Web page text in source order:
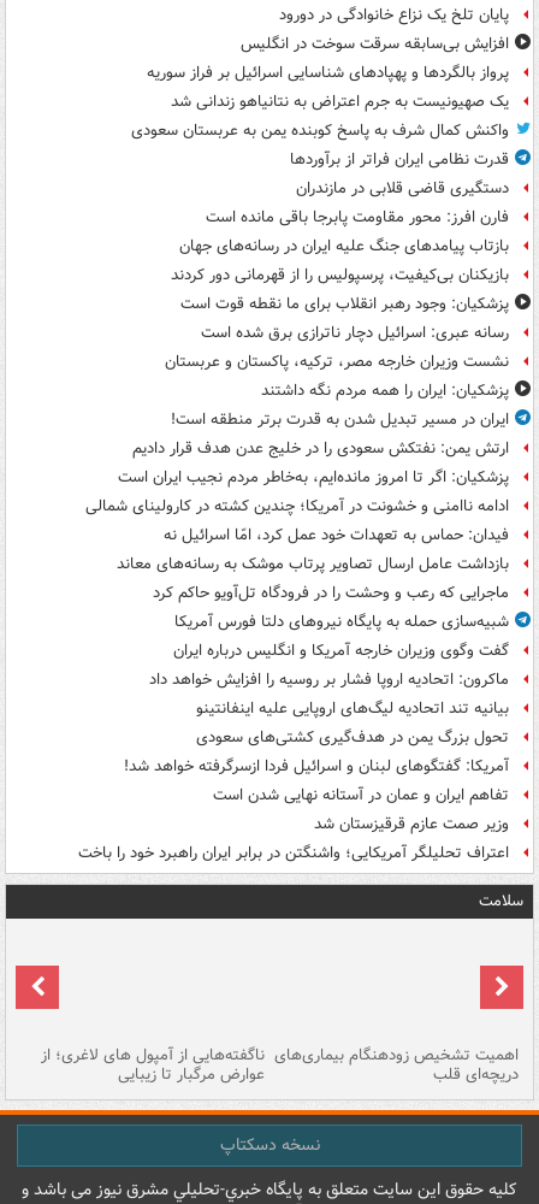
پایان تلخ یک نزاع خانوادگی در دورود
افزایش بی‌سابقه سرقت سوخت در انگلیس
پرواز بالگردها و پهپادهای شناسایی اسرائیل بر فراز سوریه
یک صهیونیست به جرم اعتراض به نتانیاهو زندانی شد
واکنش کمال شرف به پاسخ کوبنده یمن به عربستان سعودی
قدرت نظامی ایران فراتر از برآوردها
دستگیری قاضی قلابی در مازندران
فارن افرز: محور مقاومت پابرجا باقی مانده است
بازتاب پیامدهای جنگ علیه ایران در رسانه‌های جهان
بازیکنان بی‌کیفیت، پرسپولیس را از قهرمانی دور کردند
پزشکیان: وجود رهبر انقلاب برای ما نقطه قوت است
رسانه عبری: اسرائیل دچار ناترازی برق شده است
نشست وزیران خارجه مصر، ترکیه، پاکستان و عربستان
پزشکیان: ایران را همه مردم نگه داشتند
ایران در مسیر تبدیل شدن به قدرت برتر منطقه است!
ارتش یمن: نفتکش سعودی را در خلیج عدن هدف قرار دادیم
پزشکیان: اگر تا امروز مانده‌ایم، به‌خاطر مردم نجیب ایران است
ادامه ناامنی و خشونت در آمریکا؛ چندین کشته در کارولینای شمالی
فیدان: حماس به تعهدات خود عمل کرد، امّا اسرائیل نه
بازداشت عامل ارسال تصاویر پرتاب موشک به رسانه‌های معاند
ماجرایی که رعب و وحشت را در فرودگاه تل‌آویو حاکم کرد
شبیه‌سازی حمله به پایگاه نیروهای دلتا فورس آمریکا
گفت وگوی وزیران خارجه آمریکا و انگلیس درباره ایران
ماکرون: اتحادیه اروپا فشار بر روسیه را افزایش خواهد داد
بیانیه تند اتحادیه لیگ‌های اروپایی علیه اینفانتینو
تحول بزرگ یمن در هدف‌گیری کشتی‌های سعودی
آمریکا: گفتگوهای لبنان و اسرائیل فردا ازسرگرفته خواهد شد!
تفاهم ایران و عمان در آستانه نهایی شدن است
وزیر صمت عازم قرقیزستان شد
اعتراف تحلیلگر آمریکایی؛ واشنگتن در برابر ایران راهبرد خود را باخت
سلامت
اهمیت تشخیص زودهنگام بیماری‌های
دریچه‌ای قلب
ناگفته‌هایی از آمپول های لاغری؛ از
عوارض مرگبار تا زیبایی
نسخه دسکتاپ
کليه حقوق اين سايت متعلق به پایگاه خبري-تحليلي مشرق نيوز می باشد و